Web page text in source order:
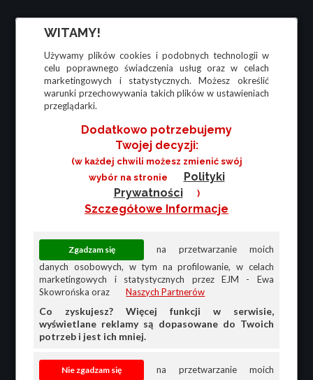
WITAMY!
Używamy plików cookies i podobnych technologii w
celu poprawnego świadczenia usług oraz w celach
marketingowych i statystycznych. Możesz określić
warunki przechowywania takich plików w ustawieniach
przeglądarki.
Dodatkowo potrzebujemy
Twojej decyzji:
(w każdej chwili możesz zmienić swój
wybór na stronie
Polityki
Prywatności
)
Szczegółowe Informacje
na przetwarzanie moich
danych osobowych, w tym na profilowanie, w celach
marketingowych i statystycznych przez EJM - Ewa
Skowrońska oraz
Naszych Partnerów
Co zyskujesz? Więcej funkcji w serwisie,
wyświetlane reklamy są dopasowane do Twoich
potrzeb i jest ich mniej.
na przetwarzanie moich